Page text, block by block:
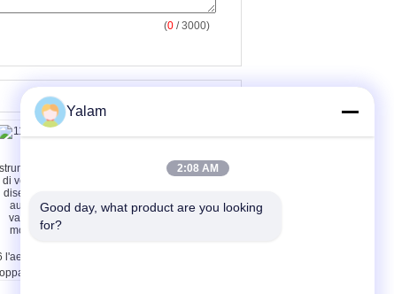
(0 / 3000)
l'aerografo 3 foggia
gli strumenti
Yalam
2:08 AM
Good day, what product are you looking
for?